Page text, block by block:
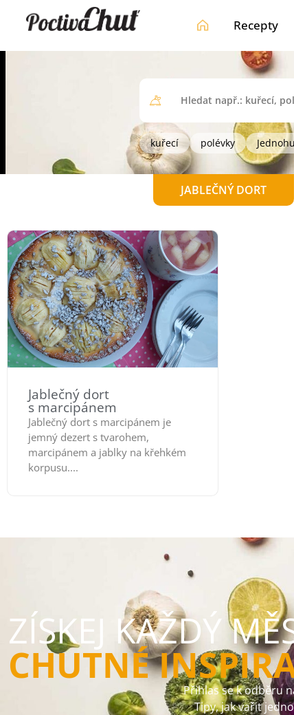
Recepty
kuřecí polévky
JABLEČNÝ DORT
Jablečný dort
s marcipánem
Jablečný dort s marcipánem je
jemný dezert s tvarohem,
marcipánem a jablky na křehkém
korpusu....
ZÍSKEJ KAŽDÝ
CHUTNÉ
Přihlas se k odběru
Tipy, jak vařit